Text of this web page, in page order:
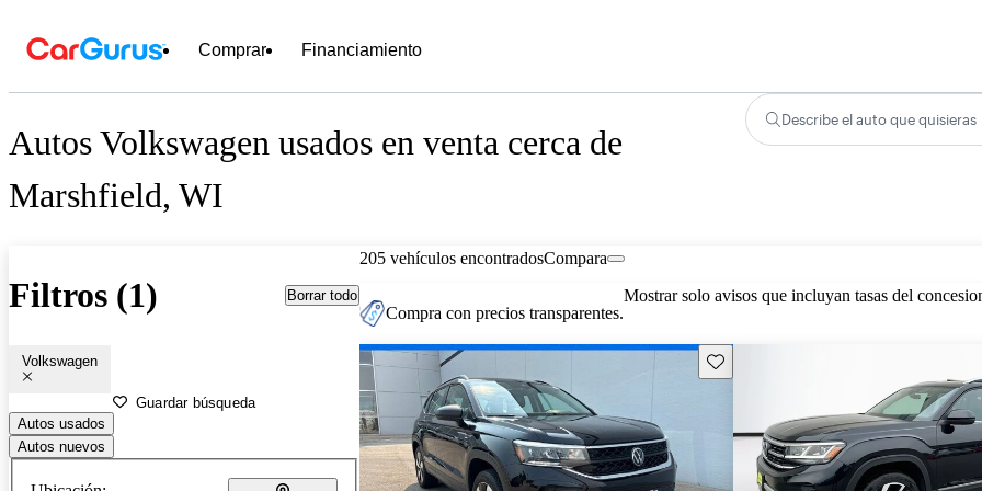
Comprar Financiamiento
Autos Volkswagen usados en venta cerca de
Marshfield, WI
Describe el auto que quisieras
Filtros (1) Borrar todo
Volkswagen
Guardar búsqueda
Autos usados
Autos nuevos
205 vehículos encontradosCompara
Compra con precios transparentes.
Mostrar solo avisos que incluyan tasas del
Guarda este Aviso